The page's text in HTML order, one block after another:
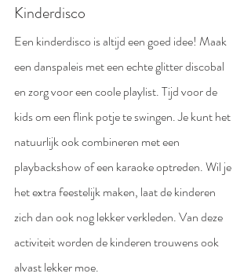
Kinderdisco
Een kinderdisco is altijd een goed idee! Maak
een danspaleis met een echte glitter discobal
en zorg voor een coole playlist. Tijd voor de
kids om een flink potje te swingen. Je kunt het
natuurlijk ook combineren met een
playbackshow of een karaoke optreden. Wil je
het extra feestelijk maken, laat de kinderen
zich dan ook nog lekker verkleden. Van deze
activiteit worden de kinderen trouwens ook
alvast lekker moe.